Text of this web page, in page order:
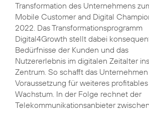
Transformation des Unternehmens
Mobile Customer and Digital
2022. Das Transformationsprogramm
Digital4Growth stellt dabei
Bedürfnisse der Kunden und das
Nutzererlebnis im digitalen Zeitalter ins
Zentrum. So schafft das
Voraussetzung für weiteres profitables
Wachstum. In der Folge rechnet der
Telekommunikationsanbieter